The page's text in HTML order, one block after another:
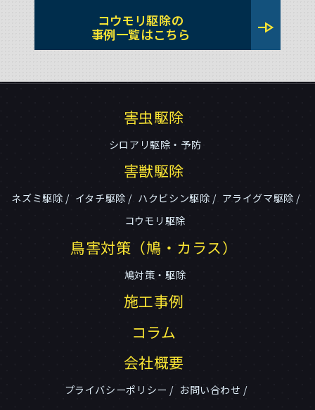
コウモリ駆除の
事例一覧はこちら
line_end_arrow
害虫駆除
シロアリ駆除・予防
害獣駆除
ネズミ駆除 イタチ駆除 ハクビシン駆除
アライグマ駆除
コウモリ駆除
鳥害対策（鳩・カラス）
鳩対策・駆除
施工事例
コラム
会社概要
プライバシーポリシー お問い合わせ